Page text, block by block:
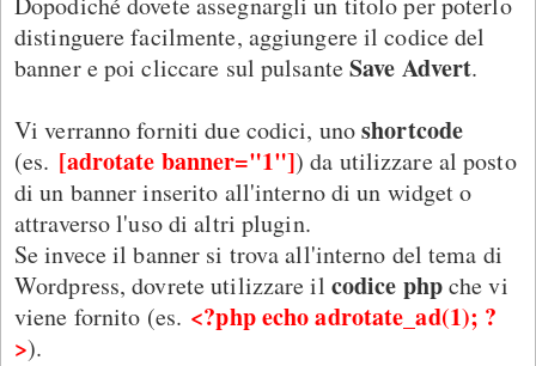
distinguere facilmente, aggiungere il codice del
banner e poi cliccare sul pulsanteSave Advert.
Vi verranno forniti due codici, unoshortcode
(es. [adrotate banner="1"]) da utilizzare al posto
di un banner inserito all'interno di un widget o
attraverso l'uso di altri plugin.
Se invece il banner si trova all'interno del tema di
Wordpress, dovrete utilizzare il codice phpche vi
viene fornito (es. <?php echo adrotate_ad(1); ?
>).